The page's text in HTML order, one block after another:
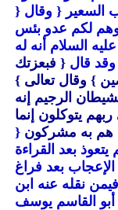
السعير { وقال {
وهم لكم عدو بئس
السلام أنه له
قال { فبعزتك
} وقال تعالى }
الرجيم إنه
يتوكلون إنما
هم به مشركون {
بعد القراءة
بعد فراغ
نقله عنه ابن
القاسم يوسف